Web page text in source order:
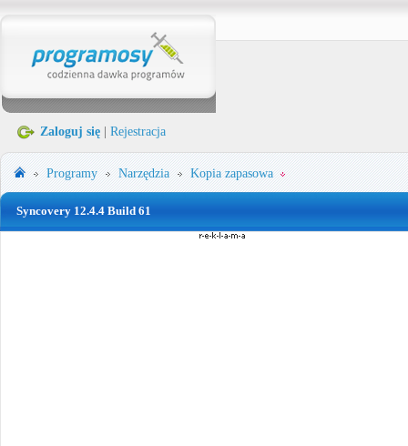
Zaloguj się Rejestracja
Programy Narzędzia Kopia zapasowa
Syncovery 12.4.4 Build 61